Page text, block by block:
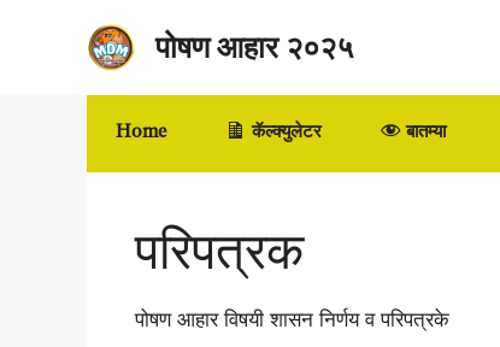
पोषण आहार २०२५
Home कॅल्क्युलेटर बातम्या
परिपत्रक
पोषण आहार विषयी शासन निर्णय व परिपत्रके